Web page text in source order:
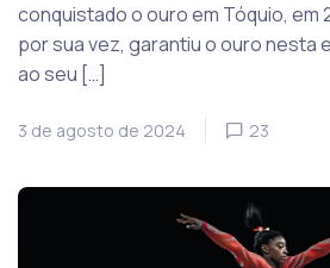
conquistado o ouro em Tóquio, em
por sua vez, garantiu o ouro nesta
ao seu […]
3 de agosto de 2024 23